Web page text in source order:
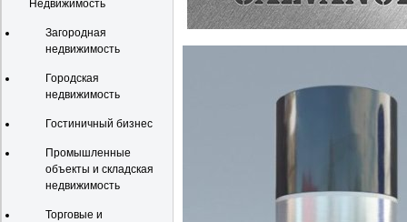
Недвижимость
Загородная
недвижимость
Городская
недвижимость
Гостиничный бизнес
Промышленные
объекты и складская
недвижимость
Торговые и